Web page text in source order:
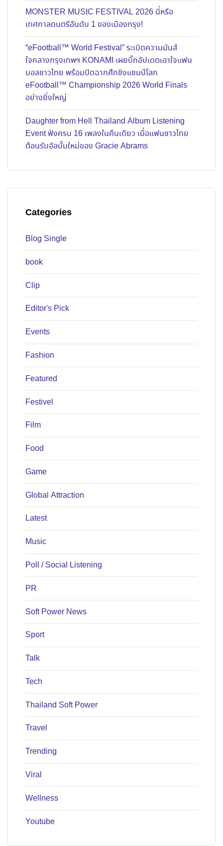
MONSTER MUSIC FESTIVAL 2026 นี่หรือ
เทศกาลดนตรีอันดับ 1 ของเมืองกรุง!
“eFootball™ World Festival” ระเบิดความมันส์
ใจกลางกรุงเทพฯ KONAMI เผยบิ๊กอัปเดตเอาใจแฟน
บอลชาวไทย พร้อมปิดฉากศึกชิงแชมป์โลก
eFootball™ Championship 2026 World Finals
อย่างยิ่งใหญ่
Daughter from Hell Thailand Album Listening
Event ฟังครบ 16 เพลงในคืนเดียว เมื่อแฟนชาวไทย
ต้อนรับอัลบั้มใหม่ของ Gracie Abrams
Categories
Blog Single
book
Clip
Editor's Pick
Events
Fashion
Featured
Festivel
Film
Food
Game
Global Attraction
Latest
Music
Poll / Social Listening
PR
Soft Power News
Sport
Talk
Tech
Thailand Soft Power
Travel
Trending
Viral
Wellness
Youtube